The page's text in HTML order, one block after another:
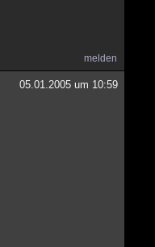
melden
05.01.2005 um 10:59